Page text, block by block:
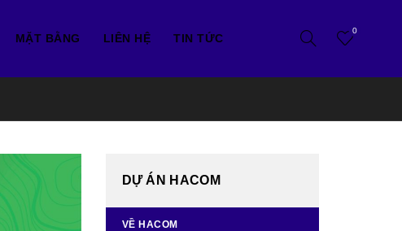
MẶT BẰNG LIÊN HỆ TIN TỨC
0
DỰ ÁN HACOM
VỀ HACOM